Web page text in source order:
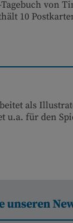
von
10
als
u.a. für den
unseren